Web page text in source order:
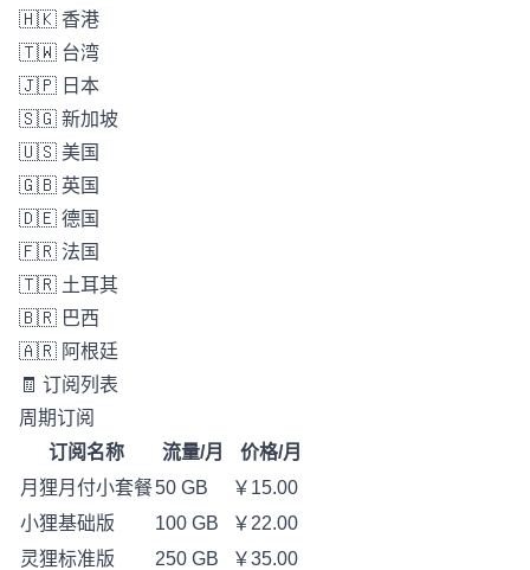
🇭🇰 香港
🇹🇼 台湾
🇯🇵 日本
🇸🇬 新加坡
🇺🇸 美国
🇬🇧 英国
🇩🇪 德国
🇫🇷 法国
🇹🇷 土耳其
🇧🇷 巴西
🇦🇷 阿根廷
🧾 订阅列表
周期订阅
订阅名称
流量/月
价格/月
月狸月付小套餐50 GB
￥15.00
小狸基础版
100 GB
￥22.00
灵狸标准版
250 GB
￥35.00